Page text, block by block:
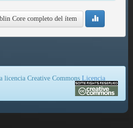
Core completo del ítem
licencia Creative Commons Licencia